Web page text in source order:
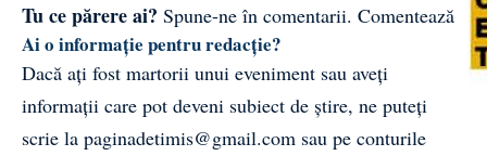
Tu ce părere ai? Spune-ne în comentarii. Comentează
Ai o informație pentru redacție?
Dacă ați fost martorii unui eveniment sau aveți
informații care pot deveni subiect de știre, ne puteți
scrie la paginadetimis@gmail.com sau pe conturile